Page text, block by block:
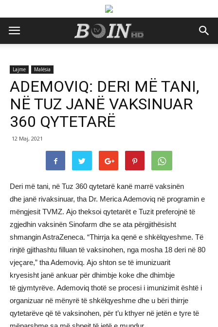
Lajme Malësia
ADEMOVIQ: DERI MË TANI,
NË TUZ JANË VAKSINUAR
360 QYTETARË
12 Maj, 2021
Deri më tani, në Tuz 360 qytetarë kanë marrë vaksinën
dhe janë rivaksinuar, tha Dr. Merica Ademoviq në programin e
mëngjesit TVMZ. Ajo theksoi qytetarët e Tuzit preferojnë të
zgjedhin vaksinën Sinofarm dhe se ata përgjithësisht
shmangin AstraZeneca. “Thirrja ka qenë e shkëlqyeshme. Të
rinjtë gjithashtu filluan të vaksinohen, nga mosha 18 deri në 80
vjeçare,” tha Ademoviq. Ajo shton se të imunizuarit
kryesisht janë ankuar për dhimbje koke dhe dhimbje
të gjymtyrëve. Ademoviq thotë se procesi i imunizimit është i
organizuar në mënyrë të shkëlqyeshme dhe u bëri thirrje
qytetarëve që të vaksinohen, për t’u kthyer në jetën e tyre të